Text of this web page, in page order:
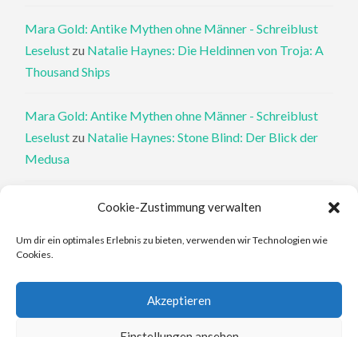
Cookie-Zustimmung verwalten
Um dir ein optimales Erlebnis zu bieten, verwenden wir Technologien wie
Cookies.
Akzeptieren
Mara Gold: Antike Mythen ohne Männer - Schreiblust
Leselust zu Natalie Haynes: Die Heldinnen von Troja: A
Thousand Ships
Mara Gold: Antike Mythen ohne Männer - Schreiblust
Leselust zu Natalie Haynes: Stone Blind: Der Blick der
Medusa
Philippa Perry: Die Therapeutin und ihre Mörder: Dr. Pat
Philippa Perry: Das Buch, von dem du dir wünschst, deine
Elena Ferrante: An den Rändern - Schreiblust Leselust
Elena Ferrante: Die Geschichte des verlorenen Kindes